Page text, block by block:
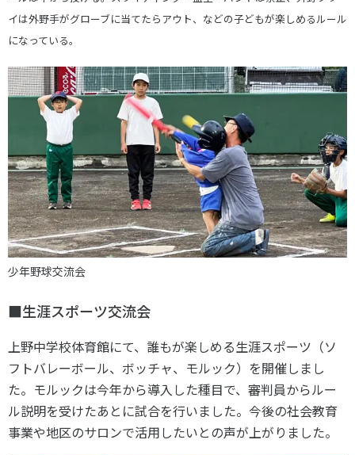
イは外野手がグローブに当てたらアウト、などの子どもが楽しめるルール
になっている。
少年野球交流会
■生涯スポーツ交流会
上野中学校体育館にて、誰もが楽しめる生涯スポーツ（ソ
フトバレーボール、ボッチャ、モルック）を開催しまし
た。モルックは今年から導入した種目で、審判員からルー
ル説明を受けたあとに試合を行いました。今後の社会教育
事業や地区のサロンで活用したいとの声が上がりました。